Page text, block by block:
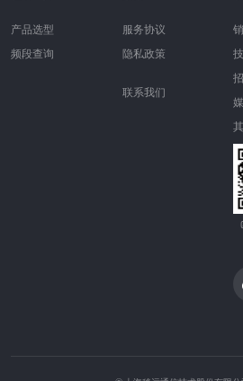
产品选型
频段查询
服务协议
隐私政策
联系我们